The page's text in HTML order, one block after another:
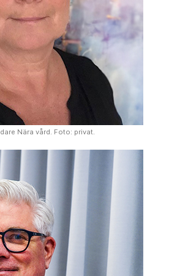
Nära vård. Foto: privat.